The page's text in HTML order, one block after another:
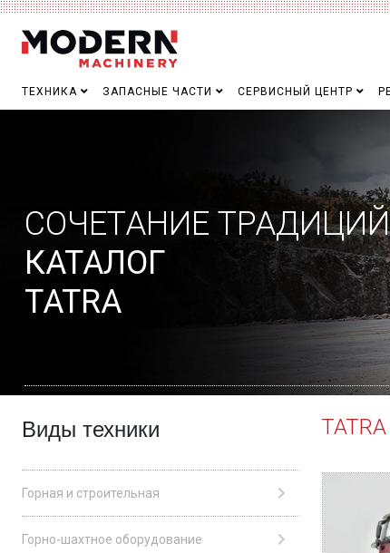
ТЕХНИКА ЗАПАСНЫЕ ЧАСТИ СЕРВИСНЫЙ ЦЕНТР
СОЧЕТАНИЕ
КАТАЛОГ
TATRA
Виды техники
Горная и строительная
Горно-шахтное оборудование
TATRA